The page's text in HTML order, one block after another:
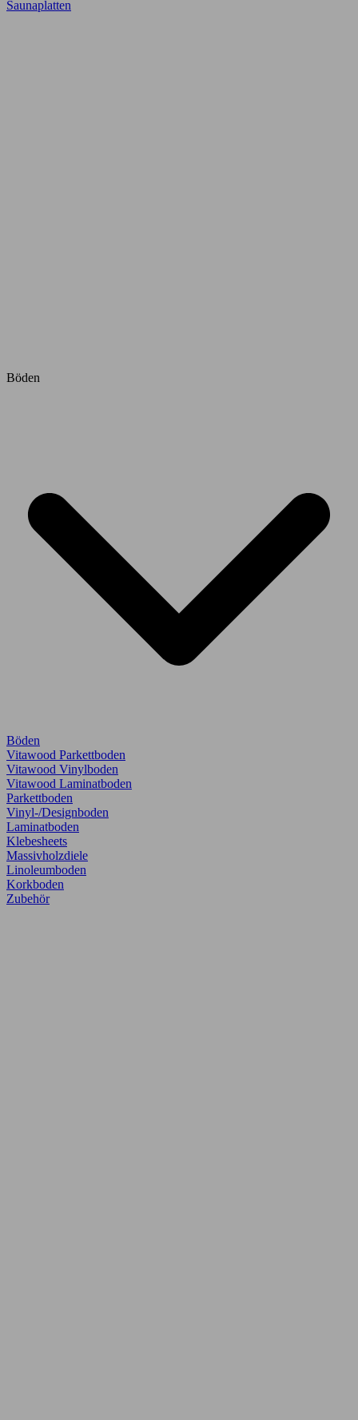
Saunaplatten
Böden
Böden
Vitawood Parkettboden
Vitawood Vinylboden
Vitawood Laminatboden
Parkettboden
Vinyl-/Designboden
Laminatboden
Klebesheets
Massivholzdiele
Linoleumboden
Korkboden
Zubehör